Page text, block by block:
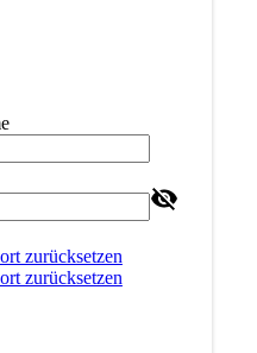
zurücksetzen
zurücksetzen